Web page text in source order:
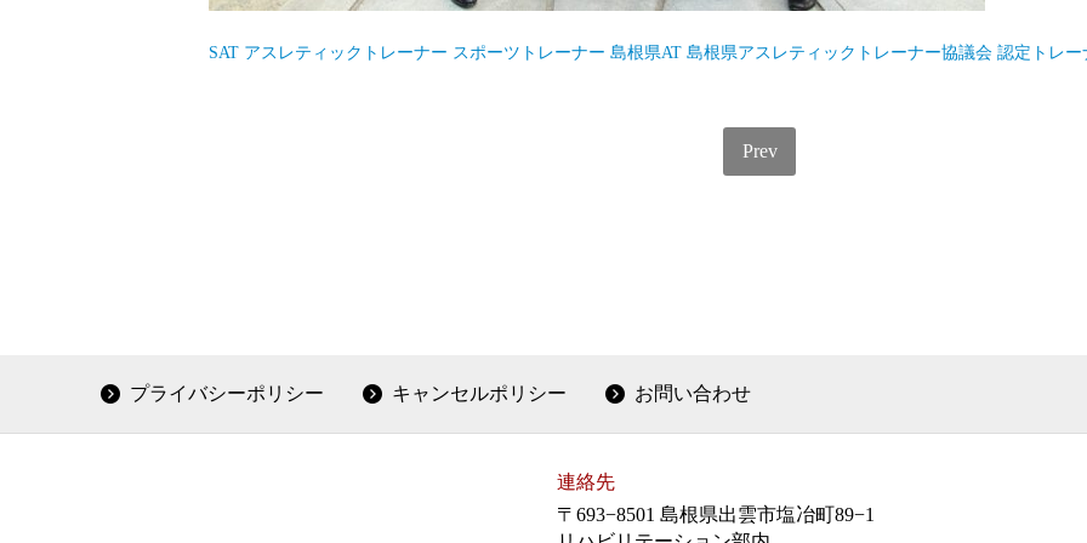
SAT アスレティックトレーナー スポーツトレーナー 島根県AT 島根県アスレティックトレーナー協議会 認定トレー
Prev
プライバシーポリシー キャンセルポリシー お問い合わせ
連絡先
〒693−8501 島根県出雲市塩冶町89−1